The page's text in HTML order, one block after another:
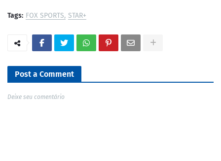
Tags: FOX SPORTS STAR+
Post a Comment
Deixe seu comentário